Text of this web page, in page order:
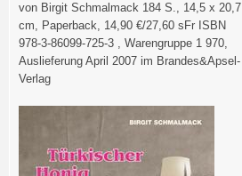
von Birgit Schmalmack 184 S., 14,5 x 20,7
cm, Paperback, 14,90 €/27,60 sFr ISBN
978-3-86099-725-3 , Warengruppe 1 970,
Auslieferung April 2007 im Brandes&Apsel-
Verlag